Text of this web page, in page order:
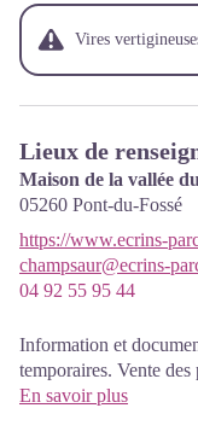
Vires
Lieux de
Maison de la vallée
05260 Pont-du-Fossé
https://www.ecrins-
champsaur@ecrins-
04 92 55 95 44
Information et
temporaires. Vente
même espace, accueil
En savoir plus